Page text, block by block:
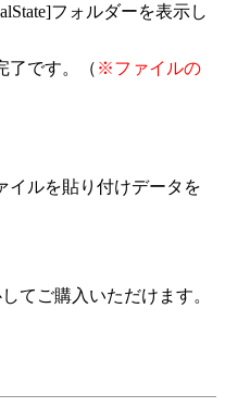
フォルダーを表示し
了です。（ ※ファイルの
イルを貼り付けデータを
てご購入いただけます。